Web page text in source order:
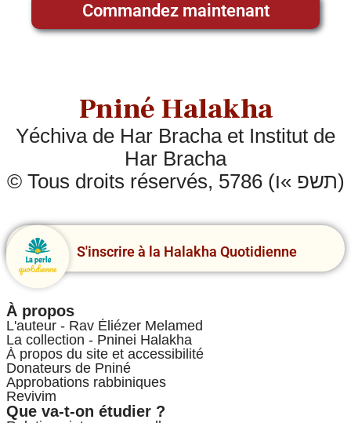
Commandez maintenant
Pniné Halakha
Yéchiva de Har Bracha et Institut de
Har Bracha
© Tous droits réservés, 5786 (תשפ »ו)
S'inscrire à la Halakha Quotidienne
À propos
L'auteur - Rav Éliézer Melamed
La collection - Pninei Halakha
À propos du site et accessibilité
Donateurs de Pniné
Approbations rabbiniques
Revivim
Que va-t-on étudier ?